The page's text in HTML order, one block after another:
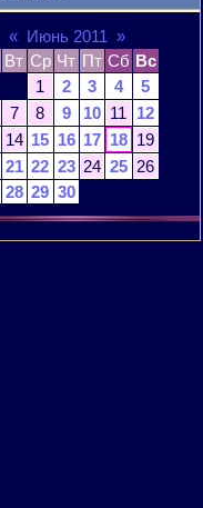
« Июнь 2011 »
Вт Ср Чт Пт Сб Вс
1
2 3 4
5
7 8 9 10 11
12
14 15 16 17 18 19
21 22 23 24 25 26
28 29 30